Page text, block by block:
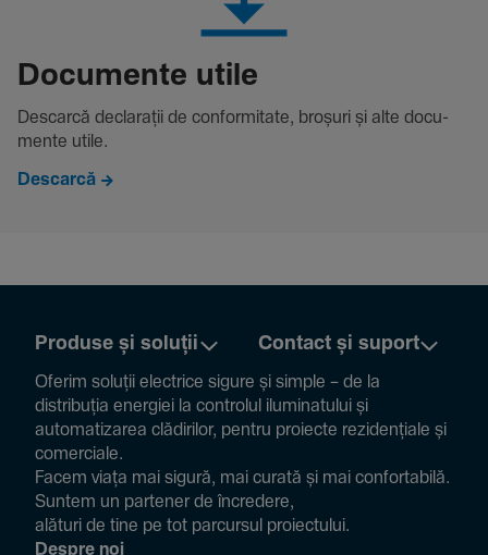
Docu­mente utile
Descarcă decla­rații de conformitate, broșuri și alte docu­
mente utile.
Descarcă
Produse și soluții Contact și suport
Oferim soluții electrice sigure și simple – de la
distribuția energiei la controlul ilumi­na­tului și
auto­ma­ti­zarea clădi­rilor, pentru proiecte rezi­den­țiale și
comer­ciale.
Facem viața mai sigură, mai curată și mai confor­ta­bilă.
Suntem un partener de încre­dere,
alături de tine pe tot parcursul proiec­tului.
Despre noi